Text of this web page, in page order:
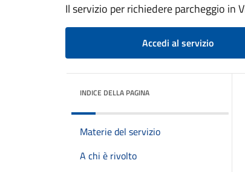
Il servizio per richiedere parcheggio in
Accedi al servizio
INDICE DELLA PAGINA
Materie del servizio
A chi è rivolto